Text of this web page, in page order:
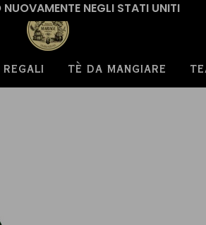
NEGLI STATI UNITI
REGALI TÈ DA MANGIARE